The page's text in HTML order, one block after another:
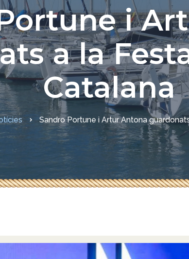
Fitness
COVID-19
Xàrter i activitats
nàutiques
Serveis nàutics
i
a la
Catalana
Sandro Portune i Artur Antona